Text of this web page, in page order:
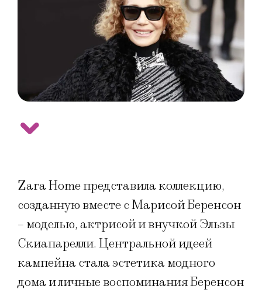
Zara Home представила коллекцию,
созданную вместе с Марисой Беренсон
– моделью, актрисой и внучкой Эльзы
Скиапарелли. Центральной идеей
кампейна стала эстетика модного
дома и личные воспоминания Беренсон